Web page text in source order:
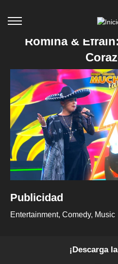
Romina &
Publicidad
Entertainment Comedy Music
¡Descarga